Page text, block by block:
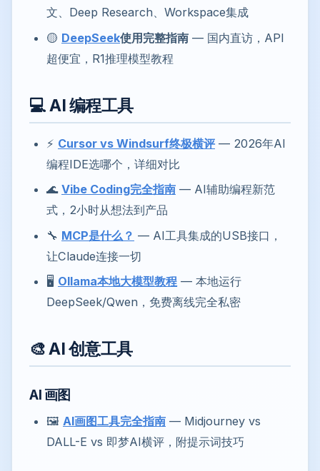
文、Deep Research、Workspace集成
🟡 DeepSeek使用完整指南 — 国内直访，API
超便宜，R1推理模型教程
💻 AI 编程工具
⚡ Cursor vs Windsurf终极横评— 2026年AI
编程IDE选哪个，详细对比
🌊 Vibe Coding完全指南 — AI辅助编程新范
式，2小时从想法到产品
🔧 MCP是什么？ — AI工具集成的USB接口，
让Claude连接一切
🖥️ Ollama本地大模型教程 — 本地运行
DeepSeek/Qwen，免费离线完全私密
🎨 AI 创意工具
AI 画图
🖼️ AI画图工具完全指南 — Midjourney vs
DALL-E vs 即梦AI横评，附提示词技巧